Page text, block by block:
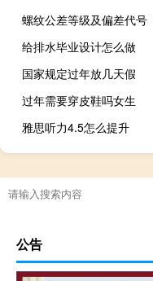
给排水毕业设计怎么做
国家规定过年放几天假
过年需要穿皮鞋吗女生
雅思听力4.5怎么提升
公告